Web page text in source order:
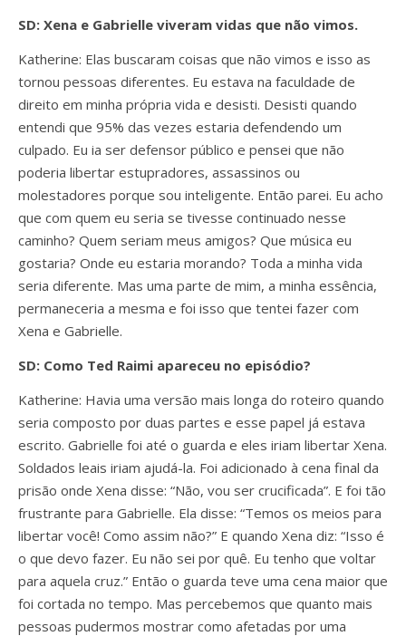
SD: Xena e Gabrielle viveram vidas que não vimos.
Katherine: Elas buscaram coisas que não vimos e isso as
tornou pessoas diferentes. Eu estava na faculdade de
direito em minha própria vida e desisti. Desisti quando
entendi que 95% das vezes estaria defendendo um
culpado. Eu ia ser defensor público e pensei que não
poderia libertar estupradores, assassinos ou
molestadores porque sou inteligente. Então parei. Eu acho
que com quem eu seria se tivesse continuado nesse
caminho? Quem seriam meus amigos? Que música eu
gostaria? Onde eu estaria morando? Toda a minha vida
seria diferente. Mas uma parte de mim, a minha essência,
permaneceria a mesma e foi isso que tentei fazer com
Xena e Gabrielle.
SD: Como Ted Raimi apareceu no episódio?
Katherine: Havia uma versão mais longa do roteiro quando
seria composto por duas partes e esse papel já estava
escrito. Gabrielle foi até o guarda e eles iriam libertar Xena.
Soldados leais iriam ajudá-la. Foi adicionado à cena final da
prisão onde Xena disse: “Não, vou ser crucificada”. E foi tão
frustrante para Gabrielle. Ela disse: “Temos os meios para
libertar você! Como assim não?” E quando Xena diz: “Isso é
o que devo fazer. Eu não sei por quê. Eu tenho que voltar
para aquela cruz.” Então o guarda teve uma cena maior que
foi cortada no tempo. Mas percebemos que quanto mais
pessoas pudermos mostrar como afetadas por uma